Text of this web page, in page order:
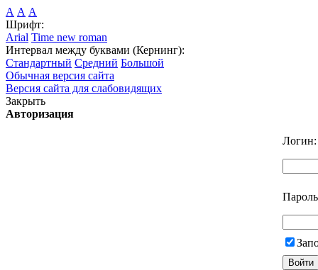
А А А
Шрифт:
Arial Time new roman
Интервал между буквами (Кернинг):
Стандартный Средний Большой
Обычная версия сайта
Версия сайта для слабовидящих
Закрыть
Авторизация
Логин: